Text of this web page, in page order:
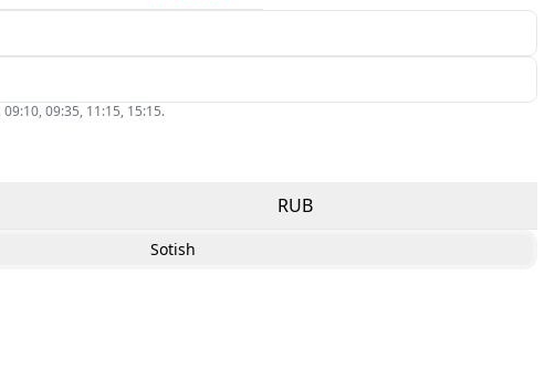
09:35, 11:15, 15:15.
RUB
Sotish